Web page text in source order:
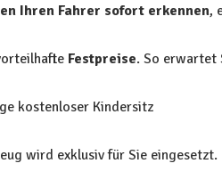
Ihren Fahrer sofort erkennen,
Festpreise. So erwartet
kostenloser Kindersitz
wird exklusiv für Sie